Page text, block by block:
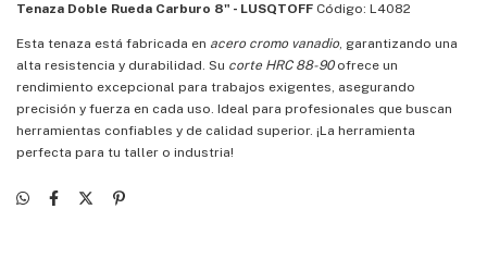
Tenaza Doble Rueda Carburo 8" - LUSQTOFF Código: L4082
Esta tenaza está fabricada en acero cromo vanadio, garantizando una
alta resistencia y durabilidad. Su corte HRC 88-90ofrece un
rendimiento excepcional para trabajos exigentes, asegurando
precisión y fuerza en cada uso. Ideal para profesionales que buscan
herramientas confiables y de calidad superior. ¡La herramienta
perfecta para tu taller o industria!